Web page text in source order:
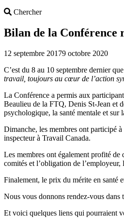
ChercherSearch
Bilan de la Conférence
12 septembre 20179 octobre 2020
C’est du 8 au 10 septembre dernier
travail, toujours au cœur de l’action
La Conférence a permis aux
Beaulieu de la FTQ, Denis St-Jean et
psychologique, la santé mentale et sur
Dimanche, les membres ont participé
inspecteur à Travail Canada.
Les membres ont également profité
comités et l’obligation de
Finalement, le prix du mérite en santé
Nous vous donnons rendez-vous
Et voici quelques liens qui pourraient